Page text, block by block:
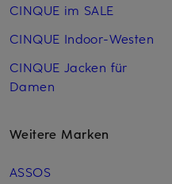
CINQUE im SALE
CINQUE Indoor-Westen
CINQUE Jacken für
Damen
Weitere Marken
ASSOS